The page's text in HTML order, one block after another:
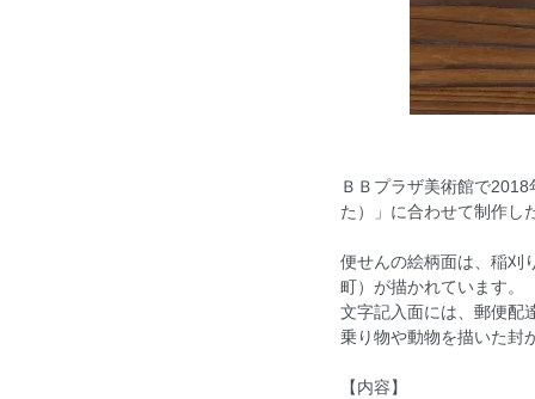
ＢＢプラザ美術館で
た）」に合わせて制作し
便せんの絵柄面は、稲刈
町）が描かれています。
文字記入面には、郵便配
乗り物や動物を描いた封
【内容】